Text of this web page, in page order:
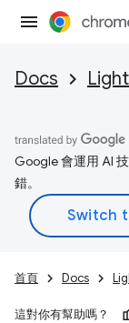
Docs
Google 會運用 AI
錯。
首頁 Docs
這對你有幫助嗎？